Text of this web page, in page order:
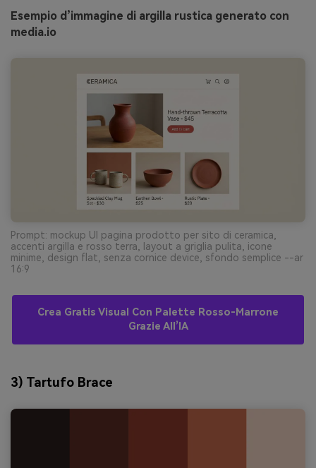
Esempio d’immagine di argilla rustica generato con
media.io
Prompt: mockup UI pagina prodotto per sito di ceramica,
accenti argilla e rosso terra, layout a griglia pulita, icone
minime, design flat, senza cornice device, sfondo semplice --ar
16:9
Crea Gratis Visual Con Palette Rosso-Marrone
Grazie All’IA
3) Tartufo Brace